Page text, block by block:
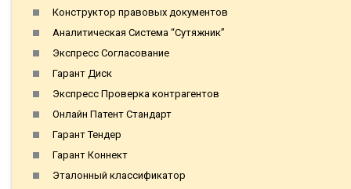
Конструктор правовых документов
Аналитическая Система “Сутяжник”
Экспресс Согласование
Гарант Диск
Экспресс Проверка контрагентов
Онлайн Патент Стандарт
Гарант Тендер
Гарант Коннект
Эталонный классификатор